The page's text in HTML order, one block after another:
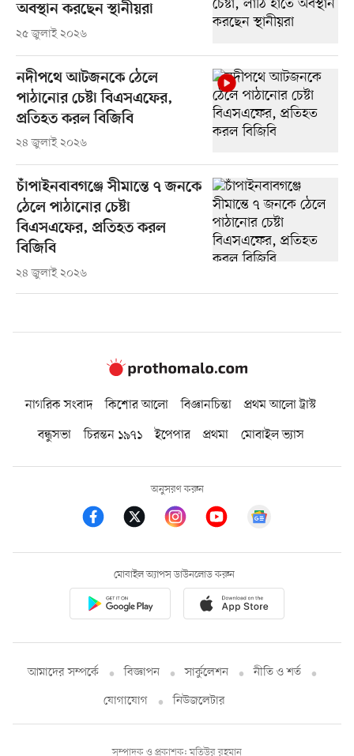
অবস্থান করছেন স্থানীয়রা
২৫ জুলাই ২০২৬
নদীপথে আটজনকে ঠেলে
পাঠানোর চেষ্টা বিএসএফের,
প্রতিহত করল বিজিবি
২৪ জুলাই ২০২৬
চাঁপাইনবাবগঞ্জে সীমান্তে ৭ জনকে
ঠেলে পাঠানোর চেষ্টা
বিএসএফের, প্রতিহত করল
বিজিবি
২৪ জুলাই ২০২৬
নাগরিক সংবাদ কিশোর আলো বিজ্ঞানচিন্তা
প্রথম আলো ট্রাস্ট
বন্ধুসভা
চিরন্তন ১৯৭১ ইপেপার প্রথমা মোবাইল ভ্যাস
অনুসরণ করুন
মোবাইল অ্যাপস ডাউনলোড করুন
আমাদের সম্পর্কে বিজ্ঞাপন সার্কুলেশন
নীতি ও শর্ত
যোগাযোগ
নিউজলেটার
সম্পাদক ও প্রকাশক: মতিউর রহমান